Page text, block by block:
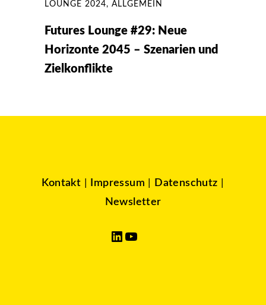
LOUNGE 2024, ALLGEMEIN
Futures Lounge #29: Neue
Horizonte 2045 – Szenarien und
Zielkonflikte
Kontakt Impressum Datenschutz
Newsletter
LinkedIn
YouTube